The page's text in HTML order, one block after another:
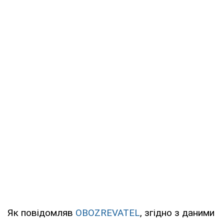
Як повідомляв OBOZREVATEL, згідно з даними